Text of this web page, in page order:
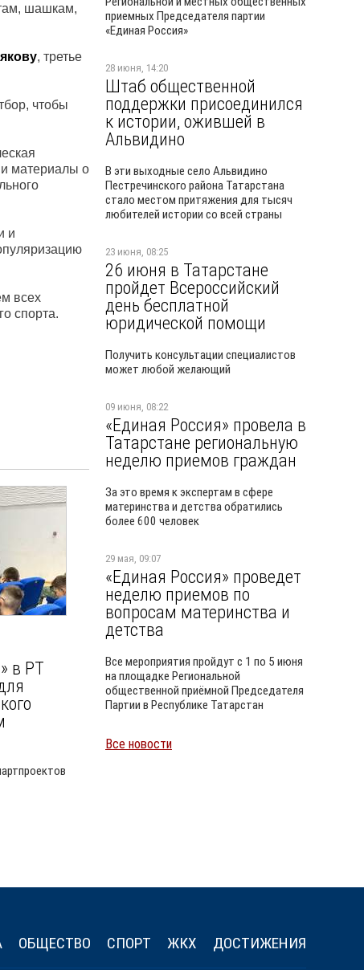
шашкам,
, третье
чтобы
материалы о
и
всех
спорта.
в РТ
приемных Председателя партии
«Единая Россия»
28 июня, 14:20
Штаб общественной
поддержки присоединился
к истории, ожившей в
Альвидино
В эти выходные село Альвидино
Пестречинского района Татарстана
стало местом притяжения для тысяч
любителей истории со всей страны
23 июня, 08:25
26 июня в Татарстане
пройдет Всероссийский
день бесплатной
юридической помощи
Получить консультации специалистов
может любой желающий
09 июня, 08:22
«Единая Россия» провела в
Татарстане региональную
неделю приемов граждан
За это время к экспертам в сфере
материнства и детства обратились
более 600 человек
29 мая, 09:07
«Единая Россия» проведет
неделю приемов по
вопросам материнства и
детства
Все мероприятия пройдут с 1 по 5 июня
на площадке Региональной
общественной приёмной Председателя
Партии в Республике Татарстан
Все новости
ДОСТИЖЕНИЯ
ЖКХ
СПОРТ
ОБЩЕСТВО